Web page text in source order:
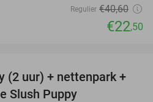
Regulier €40,60
€22,50
46%
(2 uur) + nettenpark +
Slush Puppy